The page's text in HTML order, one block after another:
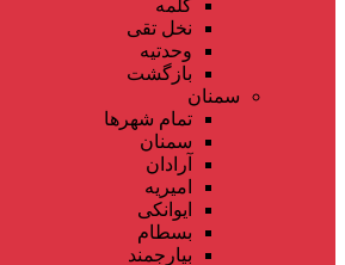
کلمه
نخل تقی
وحدتیه
بازگشت
سمنان
تمام شهر‌ها
سمنان
آرادان
امیریه
ایوانکی
بسطام
بیارجمند